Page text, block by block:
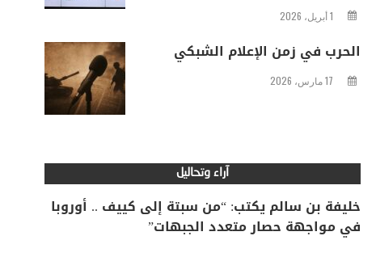
1 أبريل، 2026
الحرب في زمن الإعلام الشبكي
17 مارس، 2026
آراء وتحاليل
خليفة بن سالم يكتب: “من سبتة إلى كييف .. أوروبا
في مواجهة حصار متعدد الجبهات”